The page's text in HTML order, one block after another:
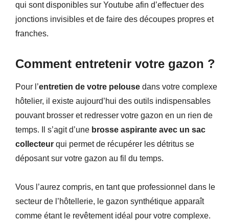
qui sont disponibles sur Youtube afin d’effectuer des
jonctions invisibles et de faire des découpes propres et
franches.
Comment entretenir votre gazon ?
Pour l’entretien de votre pelouse dans votre complexe
hôtelier, il existe aujourd’hui des outils indispensables
pouvant brosser et redresser votre gazon en un rien de
temps. Il s’agit d’une brosse aspirante avec un sac
collecteur qui permet de récupérer les détritus se
déposant sur votre gazon au fil du temps.
Vous l’aurez compris, en tant que professionnel dans le
secteur de l’hôtellerie, le gazon synthétique apparaît
comme étant le revêtement idéal pour votre complexe.